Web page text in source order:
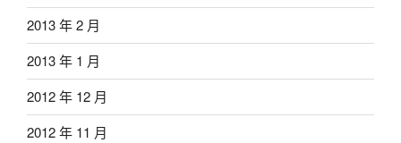
2013 年 2 月
2013 年 1 月
2012 年 12 月
2012 年 11 月